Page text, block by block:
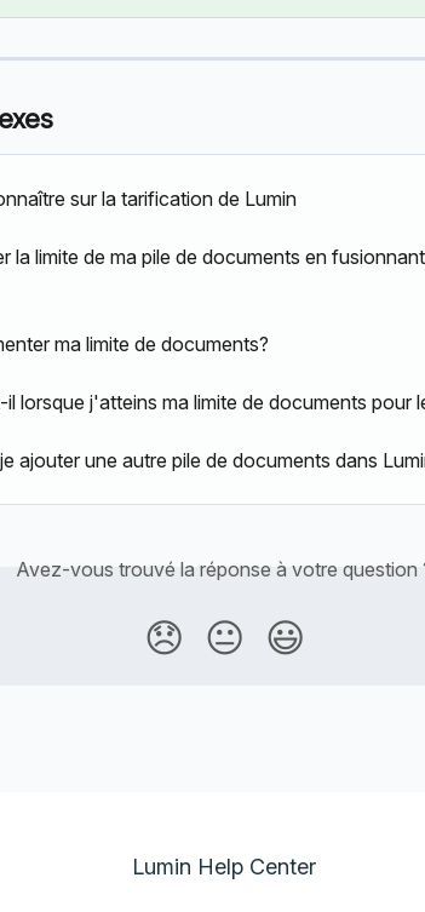
sur la tarification de Lumin
la limite de ma pile de documents en
ma limite de documents?
lorsque j'atteins ma limite de documents pour
ajouter une autre pile de documents dans
Avez-vous trouvé la réponse à votre question
😞 😐 😃
Lumin Help Center